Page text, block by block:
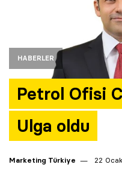
HABERLER
Petrol Ofisi
Ulga oldu
Marketing Türkiye 22